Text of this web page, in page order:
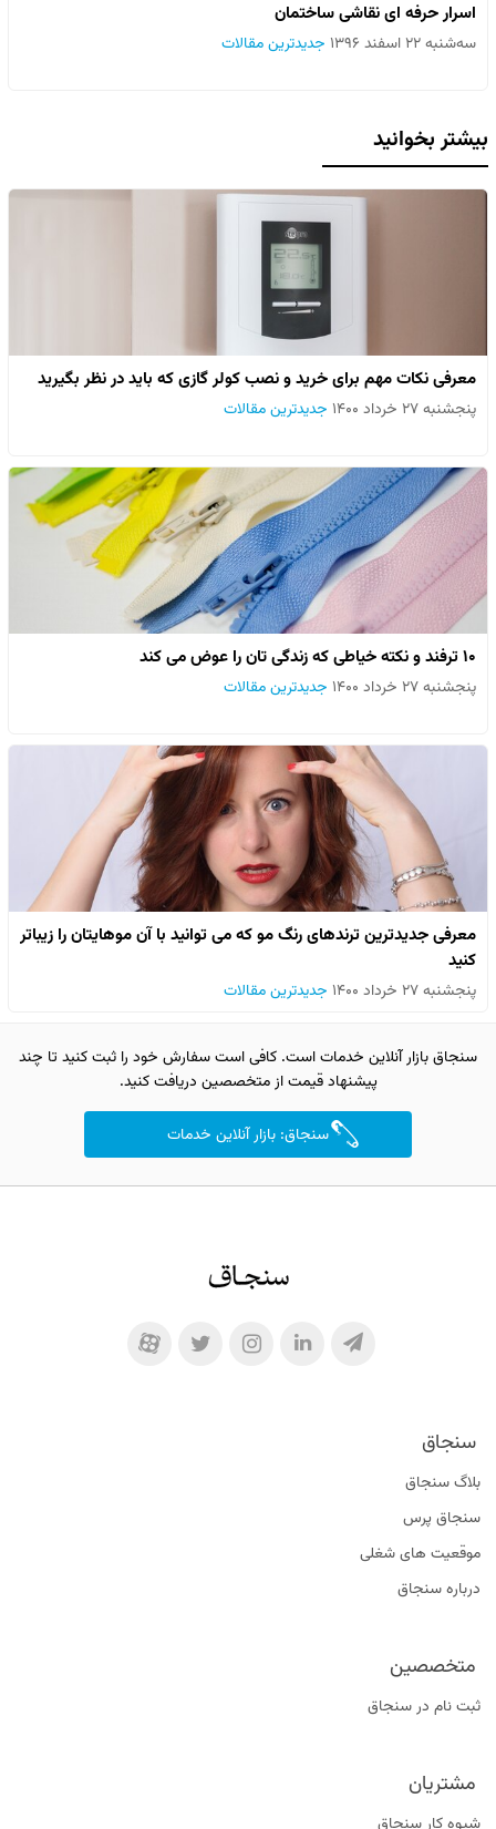
اسرار حرفه ای نقاشی ساختمان
سه‌شنبه ۲۲ اسفند ۱۳۹۶ جدیدترین مقالات
بیشتر بخوانید
معرفی نکات مهم برای خرید و نصب کولر گازی که باید در نظر بگیرید
پنجشنبه ۲۷ خرداد ۱۴۰۰ جدیدترین مقالات
۱۰ ترفند و نکته خیاطی که زندگی تان را عوض می کند
پنجشنبه ۲۷ خرداد ۱۴۰۰ جدیدترین مقالات
معرفی جدیدترین ترندهای رنگ مو که می توانید با آن موهایتان را زیباتر
کنید
پنجشنبه ۲۷ خرداد ۱۴۰۰ جدیدترین مقالات
سنجاق بازار آنلاین خدمات است. کافی است سفارش خود را ثبت کنید تا چند
پیشنهاد قیمت از متخصصین دریافت کنید.
سنجاق: بازار آنلاین خدمات
سنجاق
بلاگ سنجاق
سنجاق پرس
موقعیت‌ های شغلی
درباره سنجاق
متخصصین
ثبت نام در سنجاق
مشتریان